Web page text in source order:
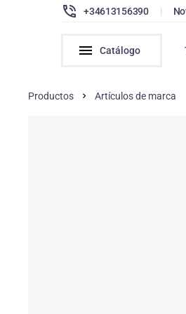
+34613156390 |
Catálogo
Productos Artículos de marca